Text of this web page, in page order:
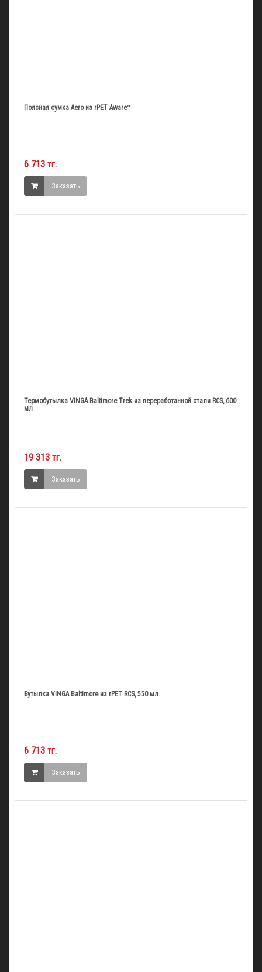
Поясная сумка Aero из rPET Aware™
6 713 тг.
Заказать
Термобутылка VINGA Baltimore Trek из переработанной стали RCS, 600
мл
19 313 тг.
Заказать
Бутылка VINGA Baltimore из rPET RCS, 550 мл
6 713 тг.
Заказать